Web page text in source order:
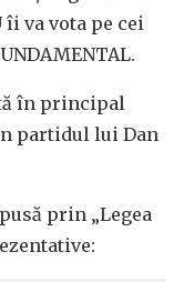
va vota pe cei
în principal
partidul lui Dan
prin „Legea